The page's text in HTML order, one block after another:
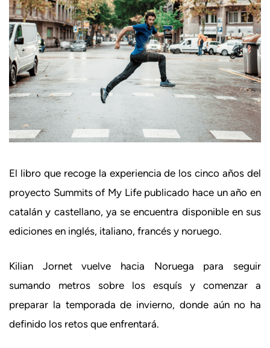
El libro que recoge la experiencia de los cinco años del
proyecto Summits of My Life publicado hace un año en
catalán y castellano, ya se encuentra disponible en sus
ediciones en inglés, italiano, francés y noruego.
Kilian Jornet vuelve hacia Noruega para seguir
sumando metros sobre los esquís y comenzar a
preparar la temporada de invierno, donde aún no ha
definido los retos que enfrentará.